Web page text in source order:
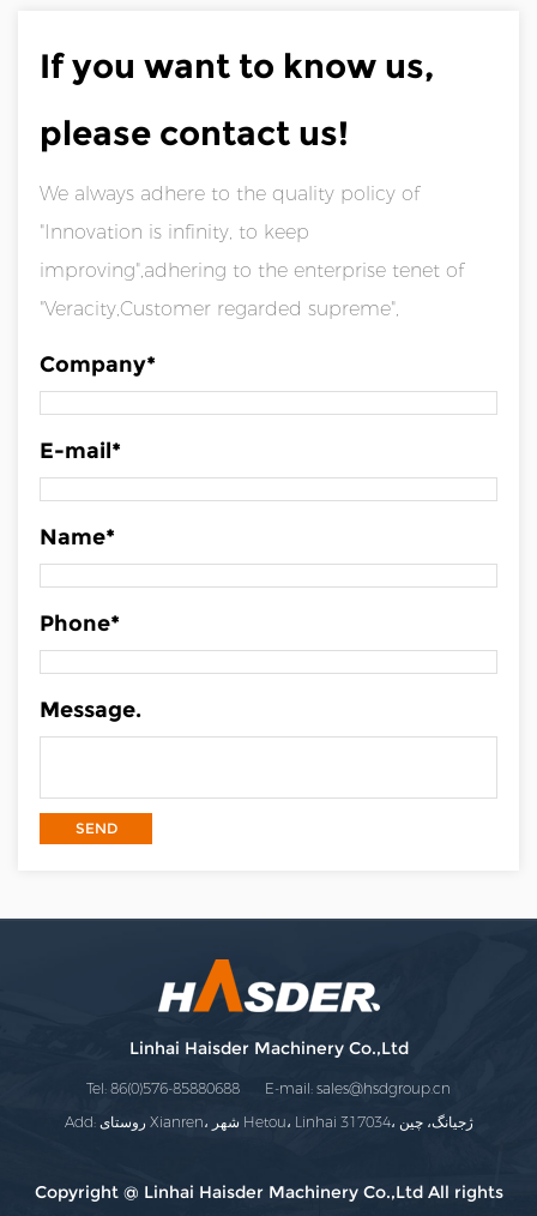
If you want to know us,
please contact us!
We always adhere to the quality policy of
"Innovation is infinity, to keep
improving",adhering to the enterprise tenet of
"Veracity,Customer regarded supreme",
Company*
E-mail*
Name*
Phone*
Message.
Linhai Haisder Machinery Co.,Ltd
Tel: 86(0)576-85880688 E-mail:sales@hsdgroup.cn
Add: روستای Xianren، شهر Hetou، Linhai 317034، ژجیانگ، چین
Copyright @ Linhai Haisder Machinery Co.,Ltd All rights